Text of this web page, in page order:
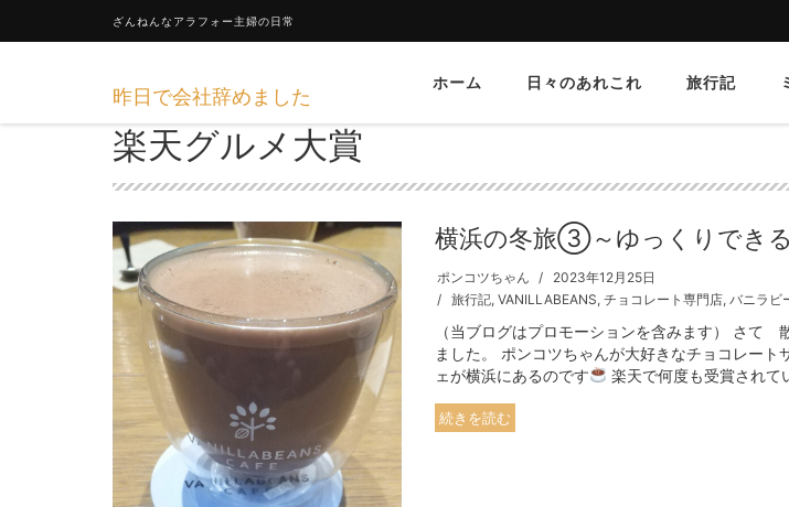
ざんねんなアラフォー主婦の日常
昨日で会社辞めました
ホーム 日々のあれこれ 旅行記
楽天グルメ大賞
横浜の冬旅③～ゆっくりでき
ポンコツちゃん
2023年12月25日
旅行記,VANILLABEANS,チョコレート専門店, バニラビ
（当ブログはプロモーションを含みます） さて
ました。 ポンコツちゃんが大好きなチョコレー
ェが横浜にあるのです
楽天で何度も受賞されて
続きを読む